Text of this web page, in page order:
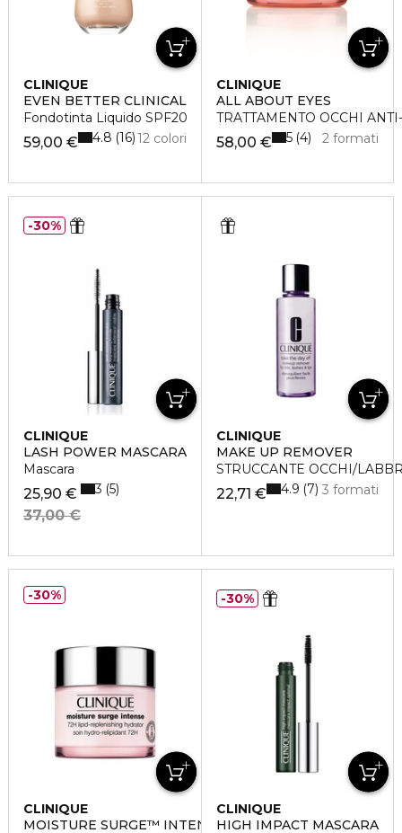
CLINIQUE
EVEN BETTER CLINICAL
Fondotinta Liquido SPF20
59,00 € 12 colori
4.8 16
CLINIQUE
ALL ABOUT EYES
TRATTAMENTO OCCHI
58,00 € 2 formati
5 4
CLINIQUE
LASH POWER MASCARA
Mascara
25,90 €
37,00 €
3 5
30%
CLINIQUE
MAKE UP REMOVER
STRUCCANTE OCCHI/
22,71 € 3 formati
4.9 7
CLINIQUE
MOISTURE SURGE™ INTENSE
30%
CLINIQUE
HIGH IMPACT MASCARA
30%